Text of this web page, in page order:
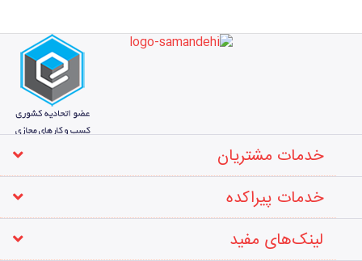
خدمات مشتریان
خدمات پیراکده
لینک‌های مفید